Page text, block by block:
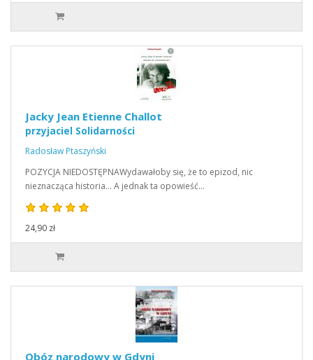
Jacky Jean Etienne Challot
przyjaciel Solidarności
Radosław Ptaszyński
POZYCJA NIEDOSTĘPNAWydawałoby się, że to epizod, nic
nieznacząca historia… A jednak ta opowieść…
24,90 zł
Obóz narodowy w Gdyni